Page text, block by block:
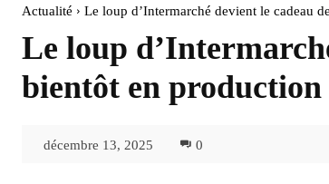
Actualité Le loup d’Intermarché devient le cadeau
Le loup
bientôt en production
décembre 13, 2025 0